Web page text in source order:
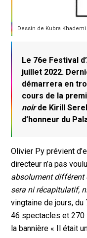
Dessin de Kubra Khademi
Le 76e Festival
juillet 2022.
démarrera en
cours de la
noirde Kirill
d’honneur du
Olivier Py prévient
directeur n’a pas
absolument différent
sera ni récapitulatif,
vingtaine de jours,
46 spectacles et 270
la bannière « Il était